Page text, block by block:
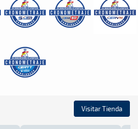
Visitar Tienda